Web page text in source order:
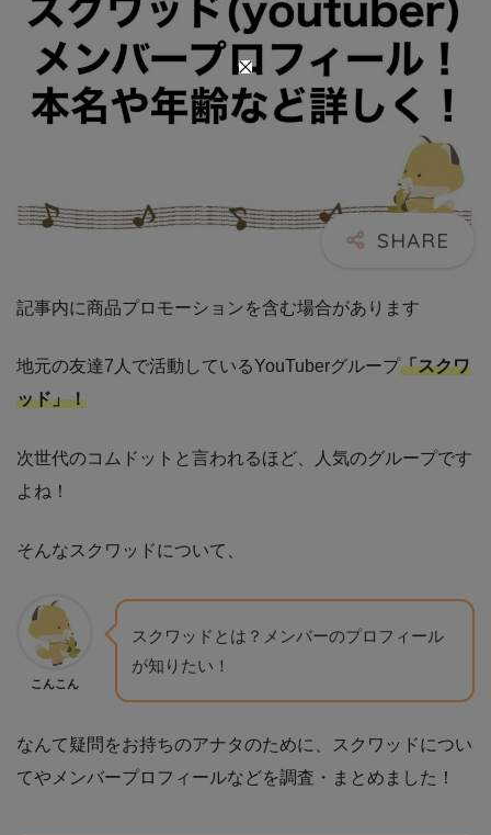
記事内に商品プロモーションを含む場合があります
地元の友達7人で活動しているYouTuberグループ「スクワ
ッド」！
次世代のコムドットと言われるほど、人気のグループです
よね！
そんなスクワッドについて、
こんこん
スクワッドとは？メンバーのプロフィール
が知りたい！
なんて疑問をお持ちのアナタのために、スクワッドについ
てやメンバープロフィールなどを調査・まとめました！